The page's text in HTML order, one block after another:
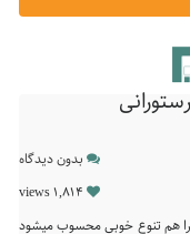
بدون دیدگاه
1,814 views
هم تنوع خوبی محسوب میشود